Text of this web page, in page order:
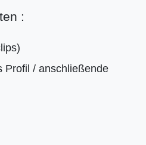
:
Profil / anschließende